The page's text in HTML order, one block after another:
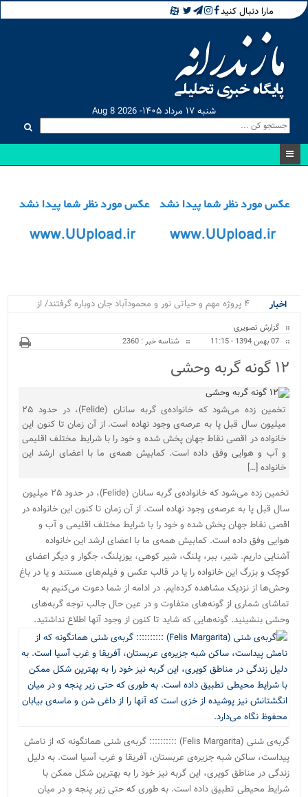
مارا دنبال کنید
شنبه ۱۷ مرداد ۱۴۰۵- Aug 8 2026
اخبار
۴ پروژه مهم و حیاتی نور و محمودآباد جان دوباره گرفتند/ از
گزارش تصویری
07 بهمن 1394 - 11:15
شناسه خبر : 2360
۱۲ گونه گربه وحشی
تخمین زده می‌شود که خانواده‌ی گربه سانان (Felide)، در حدود ۲۵
میلیون سال قبل پا به عرصه‌ی وجود نهاده است. از آن زمان تا کنون این
خانواده در اقصی نقاط جهان پخش شده و خود را با شرایط مختلف اقلیمی
و آب و هوایی وفق داده است. کمابیش همه‌ی ما با اعضای ارشد این
خانواده […]
تخمین زده می‌شود که خانواده‌ی گربه سانان (Felide)، در حدود ۲۵ میلیون
سال قبل پا به عرصه‌ی وجود نهاده است. از آن زمان تا کنون این خانواده در
اقصی نقاط جهان پخش شده و خود را با شرایط مختلف اقلیمی و آب و
هوایی وفق داده است. کمابیش همه‌ی ما با اعضای ارشد این خانواده
آشنایی داریم. شیر، ببر، پلنگ، شیر کوهی، یوزپلنگ، جگوار و دیگر اعضای
کوچک و بزرگ این خانواده را یا در قالب عکس و فیلم‌های مستند و یا در باغ
وحش‌ها از نزدیک مشاهده کرده‌ایم. در ادامه از شما دعوت می‌کنیم به
تماشای شماری از گونه‌های متفاوت و در عین حال جالب توجه گربه‌های
وحشی بنشینید. گونه‌هایی که شاید تا کنون از وجود آنها اطلاع نداشتید.
گربه‌ی شنی (Felis Margarita) :::::::::: گربه‌ی شنی همانگونه که از نامش
پیداست، ساکن شبه جزیره‌ی عربستان، آفریقا و غرب آسیا است. به دلیل
زندگی در مناطق کویری، این گربه نیز خود را به بهترین شکل ممکن با
شرایط محیطی تطبیق داده است. به طوری که حتی زیر پنجه و در میان